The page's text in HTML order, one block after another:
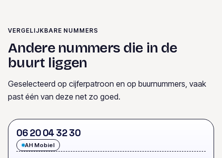
VERGELIJKBARE NUMMERS
Andere nummers die in de
buurt liggen
Geselecteerd op cijferpatroon en op buurnummers, vaak
past één van deze net zo goed.
06 2004 3230
AH Mobiel